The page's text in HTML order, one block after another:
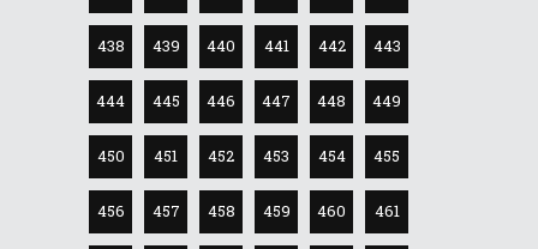
438 439 440 441 442 443
444 445 446 447 448 449
450 451 452 453 454 455
456 457 458 459 460 461